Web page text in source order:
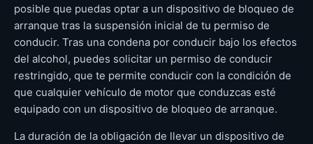
posible que puedas optar a un dispositivo de bloqueo de
arranque tras la suspensión inicial de tu permiso de
conducir. Tras una condena por conducir bajo los efectos
del alcohol, puedes solicitar un permiso de conducir
restringido, que te permite conducir con la condición de
que cualquier vehículo de motor que conduzcas esté
equipado con un dispositivo de bloqueo de arranque.
La duración de la obligación de llevar un dispositivo de